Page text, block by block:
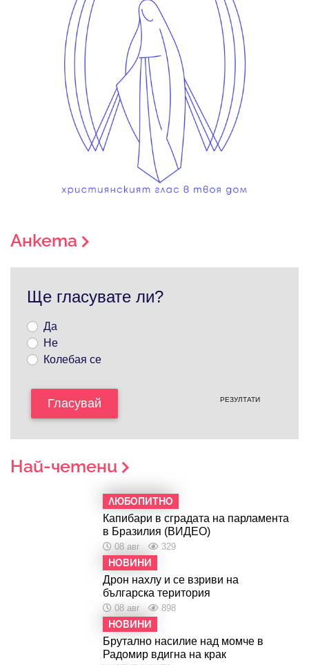
Анкета
Ще гласувате ли?
Да
Не
Колебая се
Гласувай РЕЗУЛТАТИ
Най-четени
ЛЮБОПИТНО
Капибари в сградата на парламента
в Бразилия (ВИДЕО)
08 авг 329
НОВИНИ
Дрон нахлу и се взриви на
българска територия
08 авг 898
НОВИНИ
Брутално насилие над момче в
Радомир вдигна на крак